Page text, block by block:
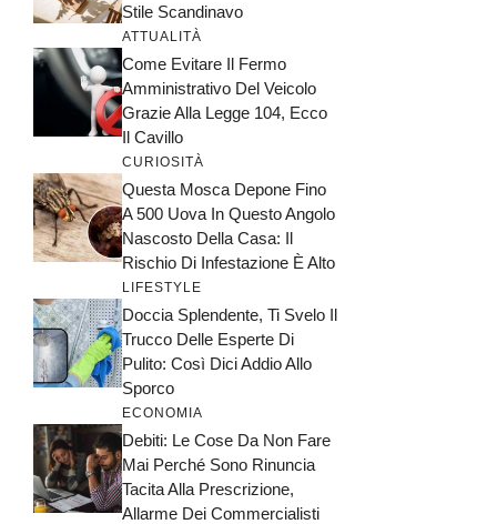
Stile Scandinavo
ATTUALITÀ
Come Evitare Il Fermo
Amministrativo Del Veicolo
Grazie Alla Legge 104, Ecco
Il Cavillo
CURIOSITÀ
Questa Mosca Depone Fino
A 500 Uova In Questo Angolo
Nascosto Della Casa: Il
Rischio Di Infestazione È Alto
LIFESTYLE
Doccia Splendente, Ti Svelo Il
Trucco Delle Esperte Di
Pulito: Così Dici Addio Allo
Sporco
ECONOMIA
Debiti: Le Cose Da Non Fare
Mai Perché Sono Rinuncia
Tacita Alla Prescrizione,
Allarme Dei Commercialisti